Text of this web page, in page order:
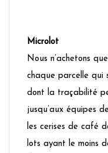
Microlot
Nous n’achetons
chaque parcelle qui
dont la traçabilité
jusqu’aux équipes
les cerises de café
lots ayant le moins